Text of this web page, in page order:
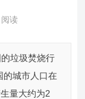
阅读
垃圾焚烧行
的城市人口在
量大约为2